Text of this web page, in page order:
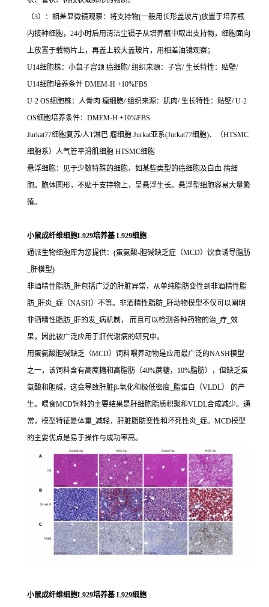
（3）：相差显微镜观察：将支持物(一般用长形盖玻片)放置于培养瓶
内接种细胞，24小时后用清洁尘镊子从培养瓶中取出支持物，细胞面向
上放置于载物片上，再盖上较大盖玻片，用相差油镜观察；
U14细胞株：小鼠子宫颈 癌细胞/ 组织来源：子宫/ 生长特性：贴壁/
U14细胞培养条件 DMEM-H +10%FBS
U-2 OS细胞株：人骨肉 瘤细胞/ 组织来源：肌肉/ 生长特性：贴壁/ U-2
OS细胞培养条件：DMEM-H +10%FBS
Jurkat77细胞复苏/人T淋巴 瘤细胞 Jurkat亚系(Jurkat77细胞)、（HTSMC
细胞系）人气管平滑肌细胞 HTSMC细胞
悬浮细胞：见于少数特殊的细胞，如某些类型的癌细胞及白血 病细
胞。胞体圆形，不贴于支持物上，呈悬浮生长。悬浮型细胞容易大量繁
殖。
小鼠成纤维细胞L929培养基 L929细胞
通派生物细胞库为您提供：(蛋氨酸-胆碱缺乏症（MCD）饮食诱导脂肪
_肝模型)
非酒精性脂肪_肝包括广泛的肝脏异常，从单纯脂肪变性到非酒精性脂
肪_肝炎_症（NASH）不等。非酒精性脂肪_肝动物模型不仅可以阐明
非酒精性脂肪_肝的发_病机制， 而且可以检测各种药物的治_疗_效
果，因此被广泛应用于肝代谢病的研究中。
用蛋氨酸胆碱缺乏（MCD）饲料喂养动物是应用最广泛的NASH模型
之一，该饲料含有高蔗糖和高脂肪（40%蔗糖，10%脂肪），但缺乏蛋
氨酸和胆碱，这会导致肝脏β-氧化和极低密度_脂蛋白（VLDL） 的产
生。喂食MCD饲料的主要结果是肝细胞脂质积聚和VLDL合成减少。通
常，模型特征是体重_减轻，肝脏脂肪变性和坏死性炎_症。MCD模型
的主要优点是易于操作与成功率高。
小鼠成纤维细胞L929培养基 L929细胞